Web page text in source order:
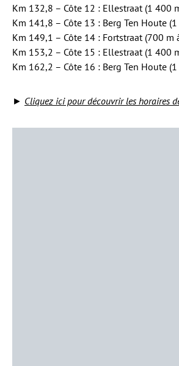
Km 132,8 – Côte 12 : Ellestraat (1 400
Km 141,8 – Côte 13 : Berg Ten Houte
Km 149,1 – Côte 14 : Fortstraat (700 m
Km 153,2 – Côte 15 : Ellestraat (1 400
Km 162,2 – Côte 16 : Berg Ten Houte
► Cliquez ici pour découvrir les horaires